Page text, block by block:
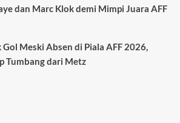
dan Marc Klok demi Mimpi Juara AFF
Meski Absen di Piala AFF 2026,
Tumbang dari Metz